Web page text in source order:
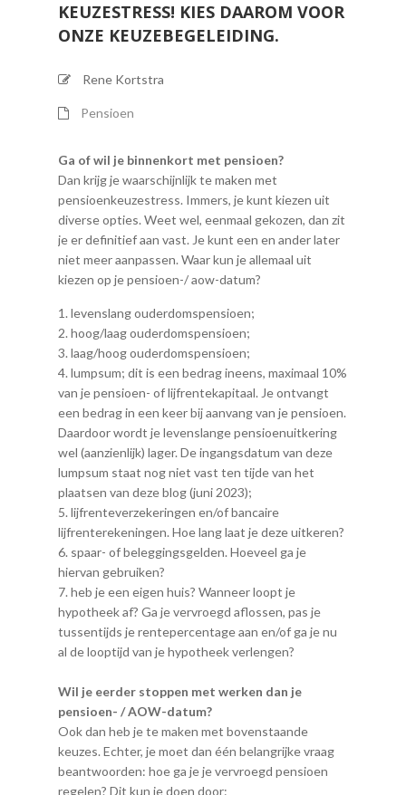
KEUZESTRESS! KIES DAAROM VOOR
ONZE KEUZEBEGELEIDING.
Rene Kortstra
Pensioen
Ga of wil je binnenkort met pensioen?
Dan krijg je waarschijnlijk te maken met
pensioenkeuzestress. Immers, je kunt kiezen uit
diverse opties. Weet wel, eenmaal gekozen, dan zit
je er definitief aan vast. Je kunt een en ander later
niet meer aanpassen. Waar kun je allemaal uit
kiezen op je pensioen-/ aow-datum?
levenslang ouderdomspensioen;
hoog/laag ouderdomspensioen;
laag/hoog ouderdomspensioen;
lumpsum; dit is een bedrag ineens, maximaal 10%
van je pensioen- of lijfrentekapitaal. Je ontvangt
een bedrag in een keer bij aanvang van je pensioen.
Daardoor wordt je levenslange pensioenuitkering
wel (aanzienlijk) lager. De ingangsdatum van deze
lumpsum staat nog niet vast ten tijde van het
plaatsen van deze blog (juni 2023);
lijfrenteverzekeringen en/of bancaire
lijfrenterekeningen. Hoe lang laat je deze uitkeren?
spaar- of beleggingsgelden. Hoeveel ga je
hiervan gebruiken?
heb je een eigen huis? Wanneer loopt je
hypotheek af? Ga je vervroegd aflossen, pas je
tussentijds je rentepercentage aan en/of ga je nu
al de looptijd van je hypotheek verlengen?
Wil je eerder stoppen met werken dan je
pensioen- / AOW-datum?
Ook dan heb je te maken met bovenstaande
keuzes. Echter, je moet dan één belangrijke vraag
beantwoorden: hoe ga je je vervroegd pensioen
regelen? Dit kun je doen door: